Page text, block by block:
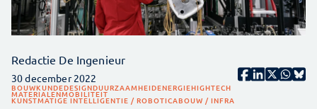
Redactie De Ingenieur
30 december 2022
BOUWKUNDEDESIGNDUURZAAMHEIDENERGIEHIGHTECH
MATERIALENMOBILITEIT
KUNSTMATIGE INTELLIGENTIE / ROBOTICABOUW / INFRA